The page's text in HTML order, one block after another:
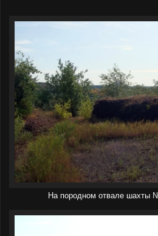
На породном отвале шахты